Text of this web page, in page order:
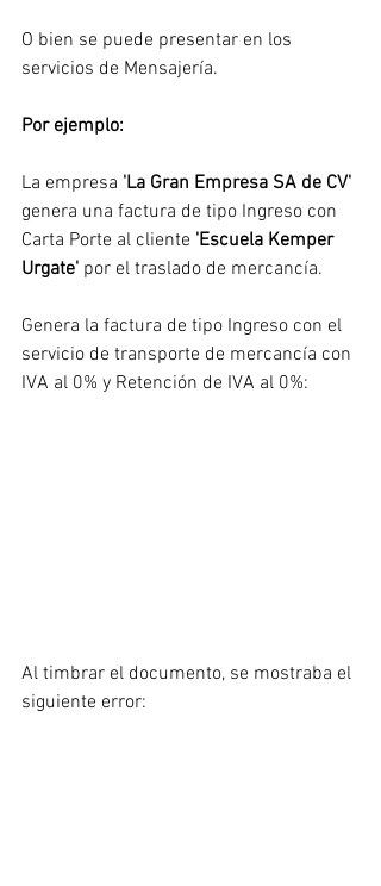
O bien se puede presentar en los
servicios de Mensajería.
Por ejemplo:
La empresa 'La Gran Empresa SA de CV'
genera una factura de tipo Ingreso con
Carta Porte al cliente 'Escuela Kemper
Urgate' por el traslado de mercancía.
Genera la factura de tipo Ingreso con el
servicio de transporte de mercancía con
IVA al 0% y Retención de IVA al 0%:
Al timbrar el documento, se mostraba el
siguiente error: